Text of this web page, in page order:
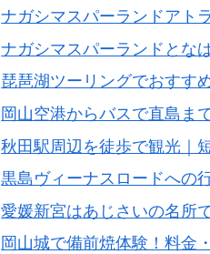
ナガシマスパーランドアト
ナガシマスパーランドとな
琵琶湖ツーリングでおすす
岡山空港からバスで直島ま
秋田駅周辺を徒歩で観光｜
黒島ヴィーナスロードへの
愛媛新宮はあじさいの名所
岡山城で備前焼体験！料金